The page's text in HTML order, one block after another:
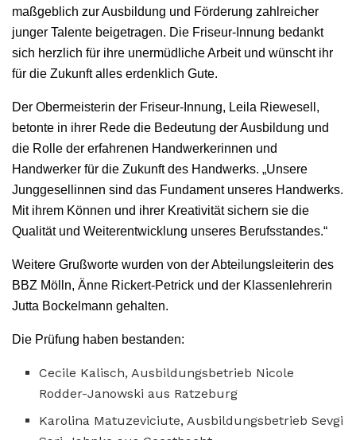
maßgeblich zur Ausbildung und Förderung zahlreicher
junger Talente beigetragen. Die Friseur-Innung bedankt
sich herzlich für ihre unermüdliche Arbeit und wünscht ihr
für die Zukunft alles erdenklich Gute.
Der Obermeisterin der Friseur-Innung, Leila Riewesell,
betonte in ihrer Rede die Bedeutung der Ausbildung und
die Rolle der erfahrenen Handwerkerinnen und
Handwerker für die Zukunft des Handwerks. „Unsere
Junggesellinnen sind das Fundament unseres Handwerks.
Mit ihrem Können und ihrer Kreativität sichern sie die
Qualität und Weiterentwicklung unseres Berufsstandes.“
Weitere Grußworte wurden von der Abteilungsleiterin des
BBZ Mölln, Änne Rickert-Petrick und der Klassenlehrerin
Jutta Bockelmann gehalten.
Die Prüfung haben bestanden:
Cecile Kalisch, Ausbildungsbetrieb Nicole
Rodder-Janowski aus Ratzeburg
Karolina Matuzeviciute, Ausbildungsbetrieb Sevgi